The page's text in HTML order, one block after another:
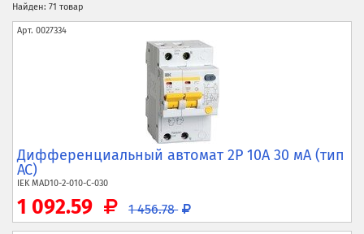
Найден: 71 товар
Арт. 0027334
Дифференциальный автомат 2P 10А 30 мА (тип
AC)
IEKMAD10-2-010-C-030
1 092.59 1 456.78